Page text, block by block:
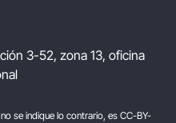
3-52, zona 13, oficina
se indique lo contrario, es CC-BY-